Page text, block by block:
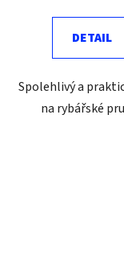
DETAIL
Spolehlivý a
na rybářské